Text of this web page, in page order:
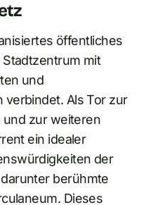
öffentliches
mit
und
verbindet. Als Tor zur
und zur weiteren
ein idealer
der
berühmte
Dieses